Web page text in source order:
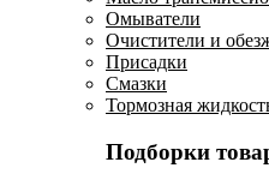
Омыватели
Очистители и
Присадки
Смазки
Тормозная
Подборки